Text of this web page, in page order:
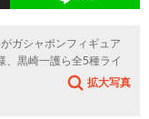
がガシャポンフィギュア
、黒崎一護ら全5種ライ
拡大写真